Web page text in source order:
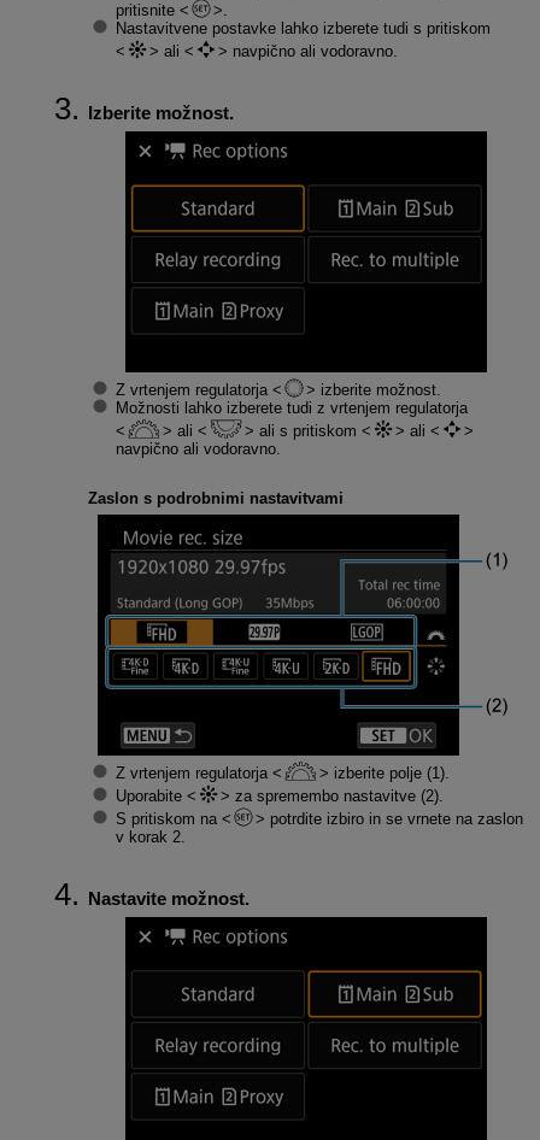
pritisnite
.
Nastavitvene postavke lahko izberete tudi s pritiskom
ali
navpično ali vodoravno.
Izberite možnost.
Z vrtenjem regulatorja
izberite možnost.
Možnosti lahko izberete tudi z vrtenjem regulatorja
ali
ali s pritiskom
ali
navpično ali vodoravno.
Zaslon s podrobnimi nastavitvami
Z vrtenjem regulatorja
izberite polje (1).
Uporabite
za spremembo nastavitve (2).
S pritiskom na
potrdite izbiro in se vrnete na zaslon
v korak 2.
Nastavite možnost.